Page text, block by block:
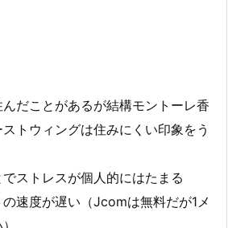
だことがあるが結構モントーレ香
トウィングは住みにくい印象をう
ストレスが個人的にはたまる
の速度が遅い（Jcomは無料だが1メ